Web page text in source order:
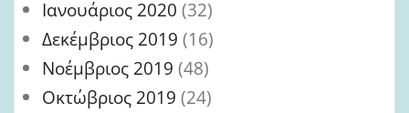
Ιανουάριος 2020 (32)
Δεκέμβριος 2019 (16)
Νοέμβριος 2019 (48)
Οκτώβριος 2019 (24)